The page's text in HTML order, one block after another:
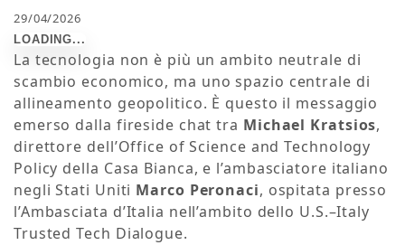
29/04/2026
La tecnologia non è più un ambito neutrale di
scambio economico, ma uno spazio centrale di
allineamento geopolitico. È questo il messaggio
emerso dalla fireside chat tra Michael Kratsios,
direttore dell’Office of Science and Technology
Policy della Casa Bianca, e l’ambasciatore italiano
negli Stati Uniti Marco Peronaci, ospitata presso
l’Ambasciata d’Italia nell’ambito dello U.S.–Italy
Trusted Tech Dialogue.